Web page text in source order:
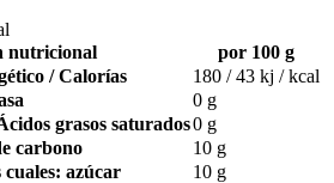
nutricional
por 100 g
/ Calorías
180 / 43 kj / kcal
0 g
grasos saturados0 g
carbono
10 g
cuales: azúcar
10 g